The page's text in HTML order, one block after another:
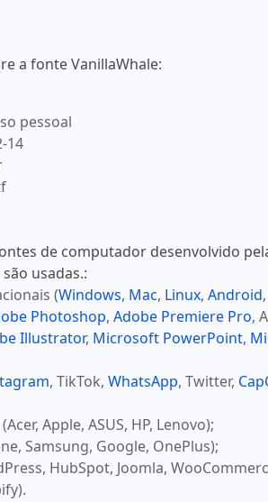
a fonte VanillaWhale:
pessoal
14
de computador desenvolvido
usadas.:
(Windows, Mac, Linux, Android,
Photoshop, Adobe Premiere Pro,
Illustrator, Microsoft PowerPoint,
, TikTok, WhatsApp, Twitter,
Apple, ASUS, HP, Lenovo);
Samsung, Google, OnePlus);
HubSpot, Joomla,